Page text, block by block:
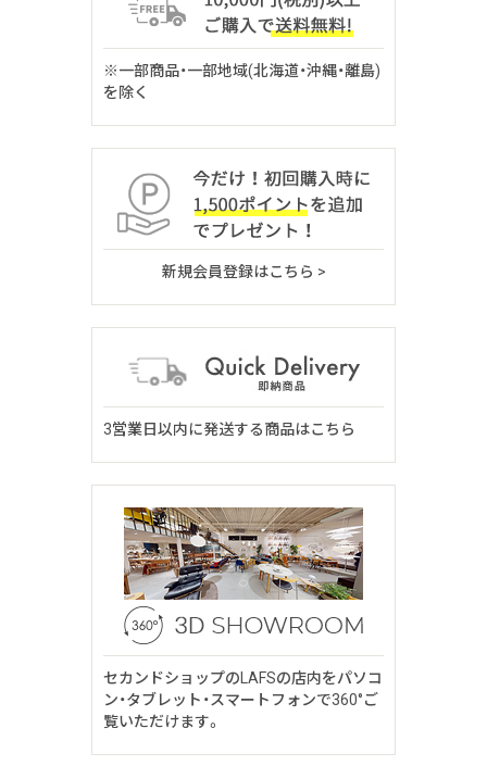
※一部商品・一部地域(北海道・沖縄・離島)
を除く
新規会員登録はこちら >
3営業日以内に発送する商品はこちら
セカンドショップのLAFSの店内をパソコ
ン・タブレット・スマートフォンで360°ご
覧いただけます。